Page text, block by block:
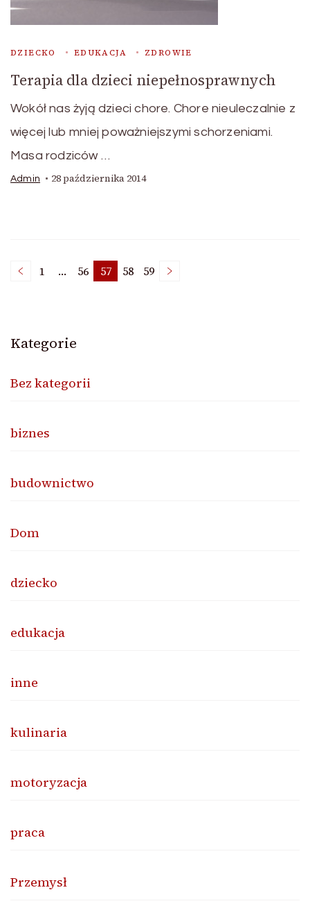
DZIECKO EDUKACJA ZDROWIE
Terapia dla dzieci niepełnosprawnych
Wokół nas żyją dzieci chore. Chore nieuleczalnie z
więcej lub mniej poważniejszymi schorzeniami.
Masa rodziców …
Admin 28 października 2014
Nawigacja
wpisach
Page
1 … Page
56 Page
57 Page
58 Page
59
Kategorie
Bez kategorii
biznes
budownictwo
Dom
dziecko
edukacja
inne
kulinaria
motoryzacja
praca
Przemysł